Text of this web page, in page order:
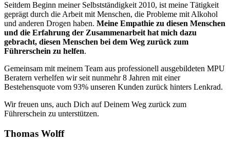
Seitdem Beginn meiner Selbstständigkeit 2010, ist meine Tätigkeit
geprägt durch die Arbeit mit Menschen, die Probleme mit Alkohol
und anderen Drogen haben. Meine Empathie zu diesen Menschen
und die Erfahrung der Zusammenarbeit hat mich dazu
gebracht, diesen Menschen bei dem Weg zurück zum
Führerschein zu helfen.
Gemeinsam mit meinem Team aus professionell ausgebildeten MPU
Beratern verhelfen wir seit nunmehr 8 Jahren mit einer
Bestehensquote vom 93% unseren Kunden zurück hinters Lenkrad.
Wir freuen uns, auch Dich auf Deinem Weg zurück zum
Führerschein zu unterstützen.
Thomas Wolff